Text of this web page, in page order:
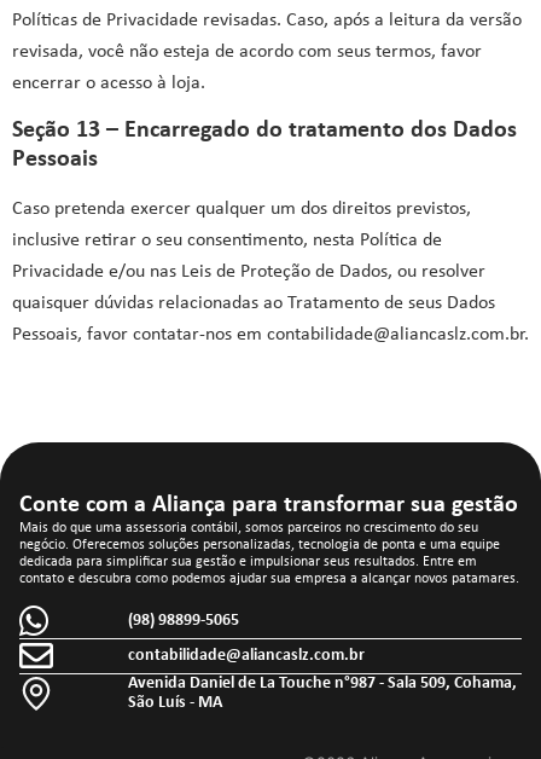
Políticas de Privacidade revisadas. Caso, após a leitura da versão
revisada, você não esteja de acordo com seus termos, favor
encerrar o acesso à loja.
Seção 13 – Encarregado do tratamento dos Dados
Pessoais
Caso pretenda exercer qualquer um dos direitos previstos,
inclusive retirar o seu consentimento, nesta Política de
Privacidade e/ou nas Leis de Proteção de Dados, ou resolver
quaisquer dúvidas relacionadas ao Tratamento de seus Dados
Pessoais, favor contatar-nos em contabilidade@aliancaslz.com.br.
Conte com a Aliança para transformar sua gestão
Mais do que uma assessoria contábil, somos parceiros no crescimento do seu
negócio. Oferecemos soluções personalizadas, tecnologia de ponta e uma equipe
dedicada para simplificar sua gestão e impulsionar seus resultados. Entre em
contato e descubra como podemos ajudar sua empresa a alcançar novos patamares.
(98) 98899-5065
contabilidade@aliancaslz.com.br
Avenida Daniel de La Touche n°987 - Sala 509, Cohama,
São Luís - MA